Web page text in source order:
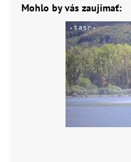
Mohlo by vás zaujímať: